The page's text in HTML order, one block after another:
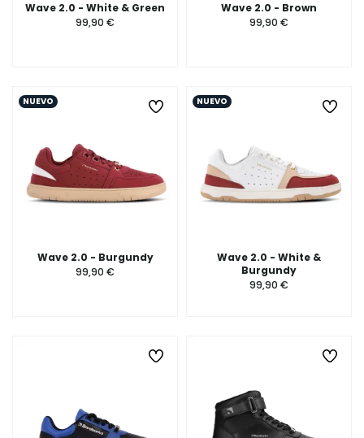
Wave 2.0 - White & Green
99,90 €
Wave 2.0 - Brown
99,90 €
NUEVO
Wave 2.0 - Burgundy
99,90 €
NUEVO
Wave 2.0 - White &
Burgundy
99,90 €